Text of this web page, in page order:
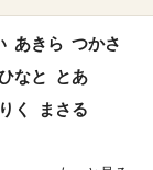
あきら つかさ
なと
とあ
りく
まさる